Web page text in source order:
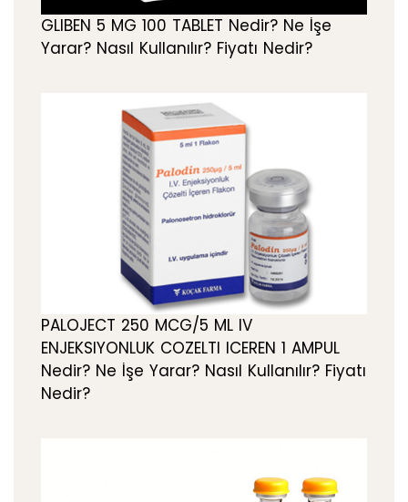
GLIBEN 5 MG 100 TABLET Nedir? Ne İşe
Yarar? Nasıl Kullanılır? Fiyatı Nedir?
PALOJECT 250 MCG/5 ML IV
ENJEKSIYONLUK COZELTI ICEREN 1 AMPUL
Nedir? Ne İşe Yarar? Nasıl Kullanılır? Fiyatı
Nedir?